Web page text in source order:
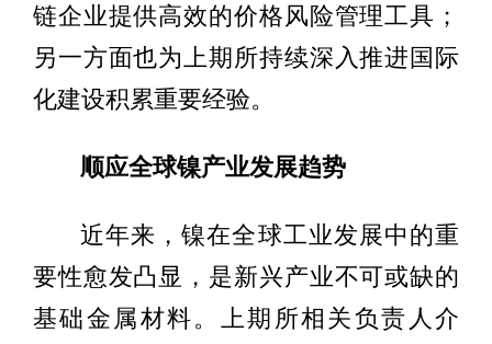
链企业提供高效的价格风险管理工具；
另一方面也为上期所持续深入推进国际
化建设积累重要经验。
顺应全球镍产业发展趋势
近年来，镍在全球工业发展中的重
要性愈发凸显，是新兴产业不可或缺的
基础金属材料。上期所相关负责人介